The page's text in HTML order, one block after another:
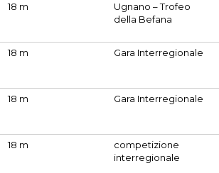
18 m
Ugnano – Trofeo
della Befana
18 m Gara Interregionale
18 m Gara Interregionale
18 m
competizione
interregionale